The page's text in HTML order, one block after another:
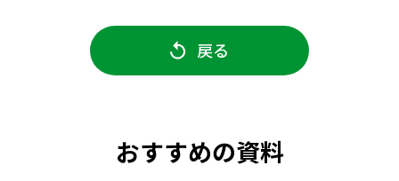
戻る
おすすめの資料